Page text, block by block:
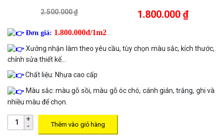
2.500.000 ₫ 1.800.000 ₫
Đơn giá: 1.800.000đ/1m2
Xưởng nhận làm theo yêu cầu, tùy chọn màu sắc, kích thước,
chỉnh sửa thiết kế…
Chất liệu: Nhựa cao cấp
Màu sắc: màu gỗ sồi, màu gỗ óc chó, cánh gián, trắng, ghi và
nhiều màu để chọn.
Thêm vào giỏ hàng